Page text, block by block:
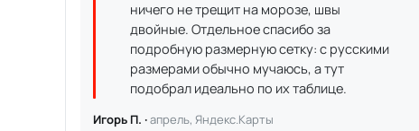
ничего не трещит на морозе, швы
двойные. Отдельное спасибо за
подробную размерную сетку: с русскими
размерами обычно мучаюсь, а тут
подобрал идеально по их таблице.
Игорь П. ·апрель, Яндекс.Карты